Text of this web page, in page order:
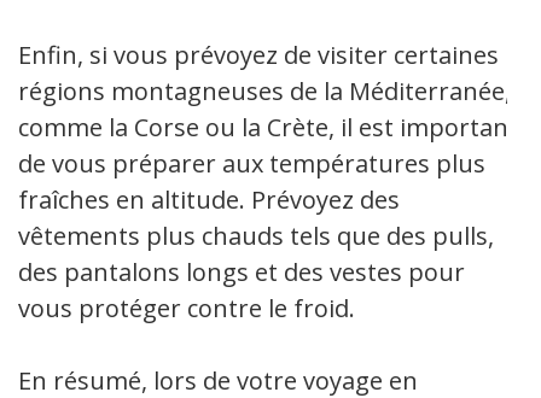
Enfin, si vous prévoyez de visiter certaines
régions montagneuses de la Méditerranée,
comme la Corse ou la Crète, il est important
de vous préparer aux températures plus
fraîches en altitude. Prévoyez des
vêtements plus chauds tels que des pulls,
des pantalons longs et des vestes pour
vous protéger contre le froid.
En résumé, lors de votre voyage en